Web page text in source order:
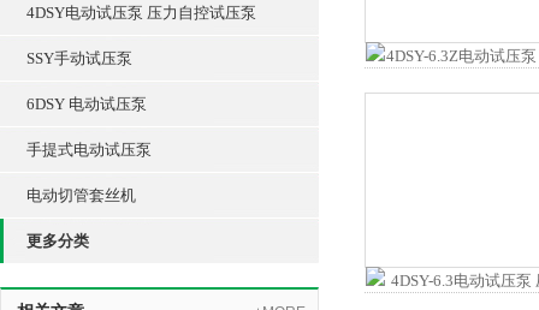
4DSY电动试压泵 压力自控试压泵
SSY手动试压泵
6DSY 电动试压泵
手提式电动试压泵
电动切管套丝机
更多分类